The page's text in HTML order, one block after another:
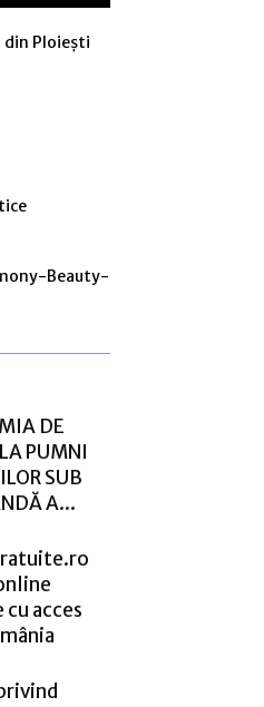
din Ploiești
Beauty-
DE
PUMNI
SUB
A...
acces